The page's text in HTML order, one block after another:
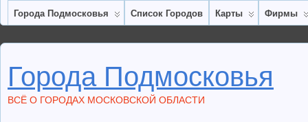
Города Подмосковья Список Городов Карты Фирмы
Города Подмосковья
ВСЁ О ГОРОДАХ МОСКОВСКОЙ ОБЛАСТИ